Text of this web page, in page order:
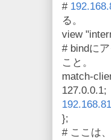
#
る。
view
# bindに
こと。
match-
127.0.0.1;
};
# ここは